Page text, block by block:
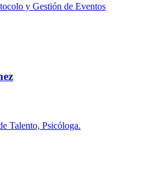
y Gestión de Eventos
Talento, Psicóloga.